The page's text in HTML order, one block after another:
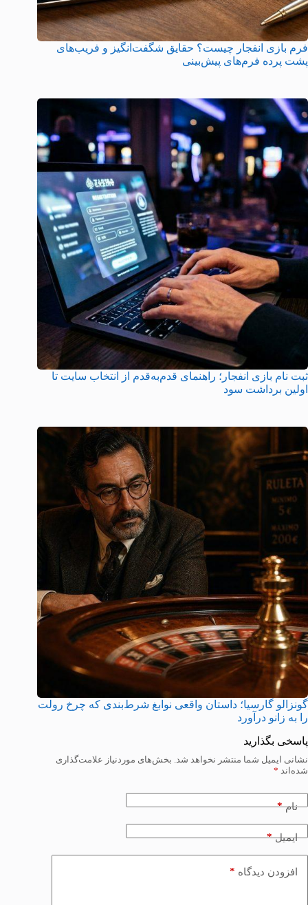
فرم بازی انفجار چیست؟ حقایق شگفت‌انگیز و فریب‌های
پشت پرده فرم‌های پیش‌بینی
ثبت نام بازی انفجار؛ راهنمای قدم‌به‌قدم از انتخاب سایت تا
اولین برداشت سود
گونزالو گارسیا؛ داستان واقعی نوابغ شرط‌بندی که چرخ رولت
را به زانو درآورد
پاسخی بگذارید
نشانی ایمیل شما منتشر نخواهد شد. بخش‌های موردنیاز علامت‌گذاری
شده‌اند *
نام*
ایمیل*
افزودن دیدگاه *